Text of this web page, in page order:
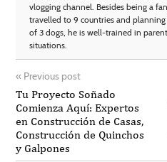
vlogging channel. Besides being a
travelled to 9 countries and
of 3 dogs, he is well-trained in
situations.
« Previous post
Tu Proyecto Soñado
Comienza Aquí: Expertos
en Construcción de Casas,
Construcción de Quinchos
y Galpones